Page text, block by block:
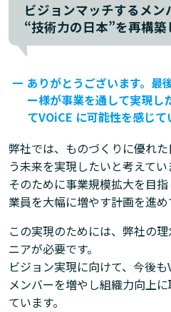
ビジョンマッチするメン
“技術力の日本”を再構築
ありがとうございます。最
ー様が事業を通して実現し
てVOiCE に可能性を感じて
弊社では、ものづくりに優れ
う未来を実現したいと考えてい
そのために事業規模拡大を目
業員を大幅に増やす計画を進め
この実現のためには、弊社の
ニアが必要です。
ビジョン実現に向けて、今後も
メンバーを増やし組織力向上
ています。